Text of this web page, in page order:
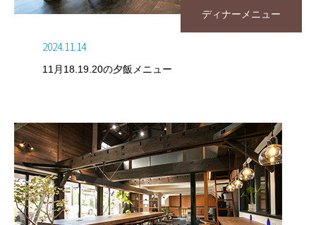
ディナーメニュー
2024.11.14
11月18.19.20の夕飯メニュー